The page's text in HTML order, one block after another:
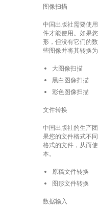
图像扫描
中国出版社需要使
件才能使用。如果
形，但没有它们的
些图像并将其转换为
大图像扫描
黑白图像扫描
彩色图像扫描
文件转换
中国出版社的生产
果您的文件格式不
格式的文件，从而
本。
原稿文件转换
图形文件转换
数据输入